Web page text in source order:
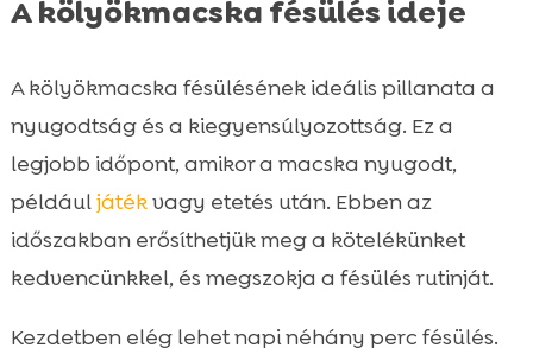
A kölyökmacska fésülés ideje
A kölyökmacska fésülésének ideális pillanata a
nyugodtság és a kiegyensúlyozottság. Ez a
legjobb időpont, amikor a macska nyugodt,
példáuljátékvagy etetés után. Ebben az
időszakban erősíthetjük meg a kötelékünket
kedvencünkkel, és megszokja a fésülés rutinját.
Kezdetben elég lehet napi néhány perc fésülés.